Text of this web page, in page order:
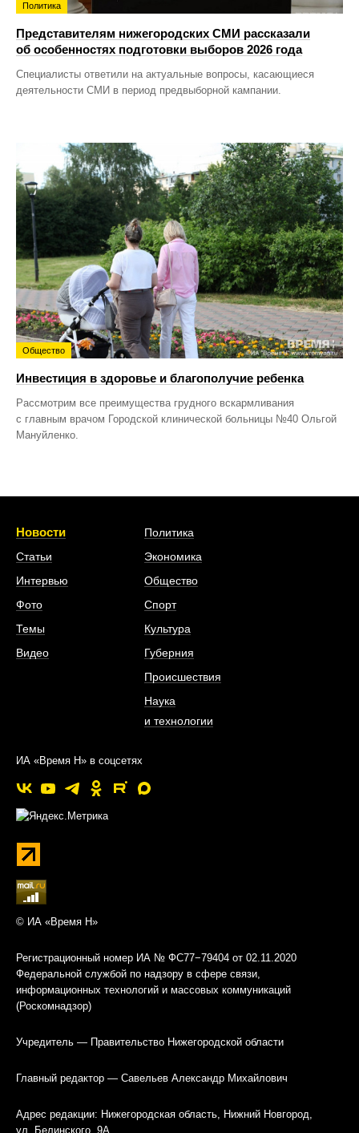
Политика
Представителям нижегородских СМИ рассказали
об особенностях подготовки выборов 2026 года
Специалисты ответили на актуальные вопросы, касающиеся
деятельности СМИ в период предвыборной кампании.
Общество
Инвестиция в здоровье и благополучие ребенка
Рассмотрим все преимущества грудного вскармливания
с главным врачом Городской клинической больницы №40 Ольгой
Мануйленко.
Новости
Статьи
Интервью
Фото
Темы
Видео
Политика
Экономика
Общество
Спорт
Культура
Губерния
Происшествия
Наука
и технологии
ИА «Время Н» в соцсетях
© ИА «Время Н»
Регистрационный номер ИА № ФС77−79404 от 02.11.2020
Федеральной службой по надзору в сфере связи,
информационных технологий и массовых коммуникаций
(Роскомнадзор)
Учредитель — Правительство Нижегородской области
Главный редактор — Савельев Александр Михайлович
Адрес редакции: Нижегородская область, Нижний Новгород,
ул. Белинского, 9А